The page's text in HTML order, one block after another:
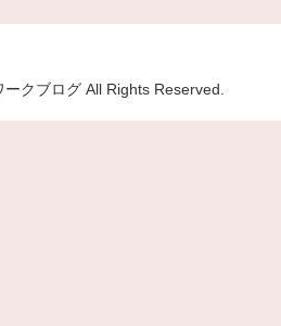
クブログ All Rights Reserved.